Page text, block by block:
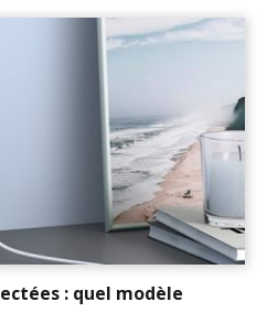
: quel modèle